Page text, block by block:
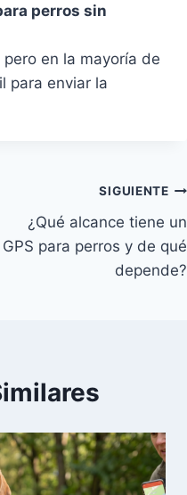
perros sin
en la mayoría de
para enviar la
SIGUIENTE
¿Qué alcance tiene un
GPS para perros y de qué
depende?